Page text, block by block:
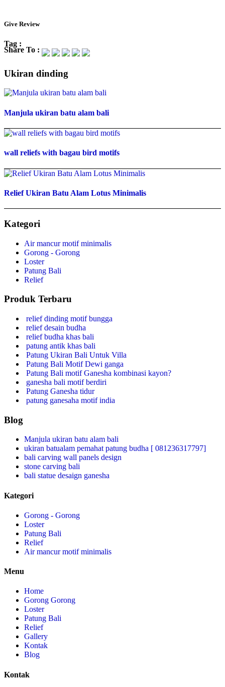
Give Review
Tag :
Share To :
Ukiran dinding
Manjula ukiran batu alam bali
wall reliefs with bagau bird motifs
Relief Ukiran Batu Alam Lotus Minimalis
Kategori
Air mancur motif minimalis
Gorong - Gorong
Loster
Patung Bali
Relief
Produk Terbaru
relief dinding motif bungga
relief desain budha
relief budha khas bali
patung antik khas bali
Patung Ukiran Bali Untuk Villa
Patung Bali Motif Dewi ganga
Patung Bali motif Ganesha kombinasi kayon?
ganesha bali motif berdiri
Patung Ganesha tidur
patung ganesaha motif india
Blog
Manjula ukiran batu alam bali
ukiran batualam pemahat patung budha [ 081236317797]
bali carving wall panels design
stone carving bali
bali statue desaign ganesha
Kategori
Gorong - Gorong
Loster
Patung Bali
Relief
Air mancur motif minimalis
Menu
Home
Gorong Gorong
Loster
Patung Bali
Relief
Gallery
Kontak
Blog
Kontak